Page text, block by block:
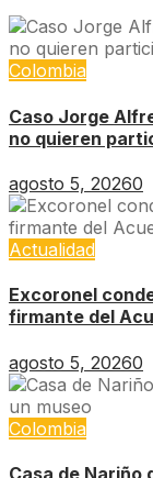
Colombia
Caso Jorge
no quieren
agosto 5, 20260
Actualidad
Excoronel
firmante del
agosto 5, 20260
Colombia
Casa de Nariño